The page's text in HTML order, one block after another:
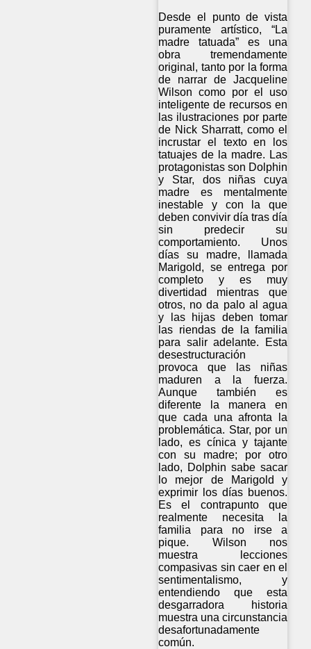
Desde el punto de vista
puramente artístico, “La
madre tatuada” es una
obra tremendamente
original, tanto por la forma
de narrar de Jacqueline
Wilson como por el uso
inteligente de recursos en
las ilustraciones por parte
de Nick Sharratt, como el
incrustar el texto en los
tatuajes de la madre. Las
protagonistas son Dolphin
y Star, dos niñas cuya
madre es mentalmente
inestable y con la que
deben convivir día tras día
sin predecir su
comportamiento. Unos
días su madre, llamada
Marigold, se entrega por
completo y es muy
divertidad mientras que
otros, no da palo al agua
y las hijas deben tomar
las riendas de la familia
para salir adelante. Esta
desestructuración
provoca que las niñas
maduren a la fuerza.
Aunque también es
diferente la manera en
que cada una afronta la
problemática. Star, por un
lado, es cínica y tajante
con su madre; por otro
lado, Dolphin sabe sacar
lo mejor de Marigold y
exprimir los días buenos.
Es el contrapunto que
realmente necesita la
familia para no irse a
pique. Wilson nos
muestra lecciones
compasivas sin caer en el
sentimentalismo, y
entendiendo que esta
desgarradora historia
muestra una circunstancia
desafortunadamente
común.